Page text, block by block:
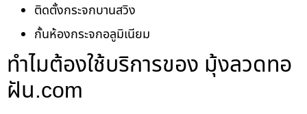
ติดตั้งกระจกบานสวิง
กั้นห้องกระจกอลูมิเนียม
ทำไมต้องใช้บริการของ มุ้งลวดทอ
ฝัน.com